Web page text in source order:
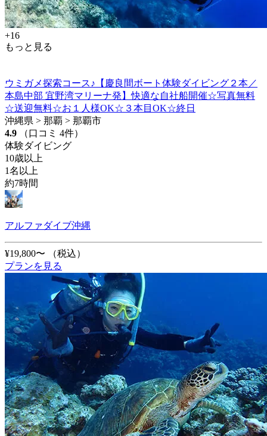
+16
もっと見る
ウミガメ探索コース♪【慶良間ボート体験ダイビング２本／
本島中部 宜野湾マリーナ発】快適な自社船開催☆写真無料
☆送迎無料☆お１人様OK☆３本目OK☆終日
沖縄県 > 那覇 > 那覇市
4.9
（口コミ 4件）
体験ダイビング
10歳以上
1名以上
約7時間
アルファダイブ沖縄
¥19,800〜
（税込）
プランを見る